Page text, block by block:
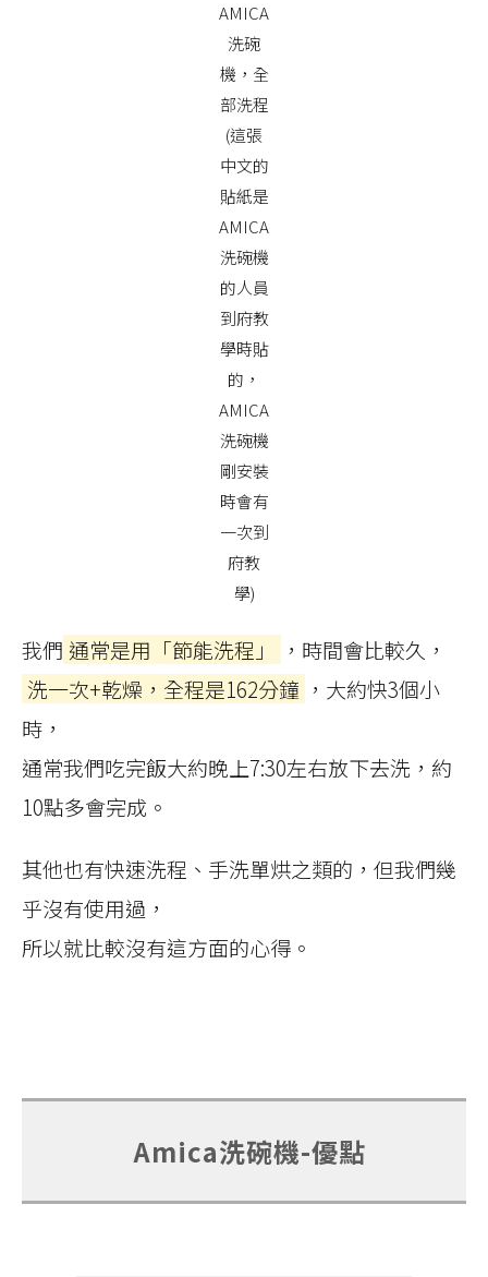
AMICA
洗碗
機，全
部洗程
(這張
中文的
貼紙是
AMICA
洗碗機
的人員
到府教
學時貼
的，
AMICA
洗碗機
剛安裝
時會有
一次到
府教
學)
我們 通常是用「節能洗程」
，時間會比較久，
洗一次+乾燥，全程是162分鐘 ，大約快3個小
時，
通常我們吃完飯大約晚上7:30左右放下去洗，約
10點多會完成。
其他也有快速洗程、手洗單烘之類的，但我們幾
乎沒有使用過，
所以就比較沒有這方面的心得。
Amica洗碗機-優點